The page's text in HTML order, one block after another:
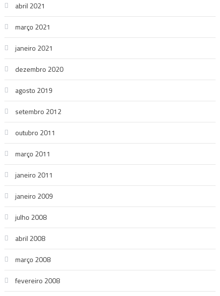
abril 2021
março 2021
janeiro 2021
dezembro 2020
agosto 2019
setembro 2012
outubro 2011
março 2011
janeiro 2011
janeiro 2009
julho 2008
abril 2008
março 2008
fevereiro 2008